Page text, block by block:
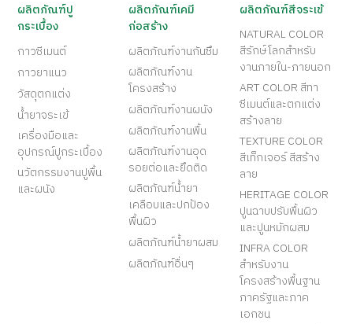
ผลิตภัณฑ์ปู
กระเบื้อง
กาวซีเมนต์
กาวยาแนว
วัสดุตกแต่ง
น้ำยาจระเข้
เครื่องมือและ
อุปกรณ์ปูกระเบื้อง
นวัตกรรมงานปูพื้น
และผนัง
ผลิตภัณฑ์เคมี
ก่อสร้าง
ผลิตภัณฑ์งานกันซึม
ผลิตภัณฑ์งาน
โครงสร้าง
ผลิตภัณฑ์งานผนัง
ผลิตภัณฑ์งานพื้น
ผลิตภัณฑ์งานอุด
รอยต่อและยึดติด
ผลิตภัณฑ์น้ำยา
เคลือบและปกป้อง
พื้นผิว
ผลิตภัณฑ์น้ำยาผสม
ผลิตภัณฑ์อื่นๆ
ผลิตภัณฑ์สีจระเข้
NATURAL COLOR
สีรักษ์โลกสำหรับ
งานภายใน-ภายนอก
ART COLOR สีทา
ซีเมนต์และตกแต่ง
สร้างลาย
TEXTURE COLOR
สีเท็กเจอร์ สีสร้าง
ลาย
HERITAGE COLOR
ปูนฉาบปรับพื้นผิว
และปูนหมักผสม
INFRA COLOR
สำหรับงาน
โครงสร้างพื้นฐาน
ภาครัฐและภาค
เอกชน